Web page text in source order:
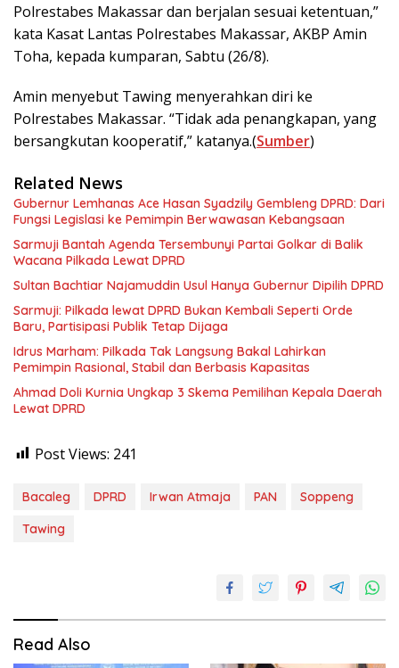
Polrestabes Makassar dan berjalan sesuai ketentuan,”
kata Kasat Lantas Polrestabes Makassar, AKBP Amin
Toha, kepada kumparan, Sabtu (26/8).
Amin menyebut Tawing menyerahkan diri ke
Polrestabes Makassar. “Tidak ada penangkapan, yang
bersangkutan kooperatif,” katanya.(Sumber)
Related News
Gubernur Lemhanas Ace Hasan Syadzily Gembleng DPRD: Dari
Fungsi Legislasi ke Pemimpin Berwawasan Kebangsaan
Sarmuji Bantah Agenda Tersembunyi Partai Golkar di Balik
Wacana Pilkada Lewat DPRD
Sultan Bachtiar Najamuddin Usul Hanya Gubernur Dipilih DPRD
Sarmuji: Pilkada lewat DPRD Bukan Kembali Seperti Orde
Baru, Partisipasi Publik Tetap Dijaga
Idrus Marham: Pilkada Tak Langsung Bakal Lahirkan
Pemimpin Rasional, Stabil dan Berbasis Kapasitas
Ahmad Doli Kurnia Ungkap 3 Skema Pemilihan Kepala Daerah
Lewat DPRD
Post Views: 241
Bacaleg DPRD Irwan Atmaja PAN
Soppeng
Tawing
Read Also